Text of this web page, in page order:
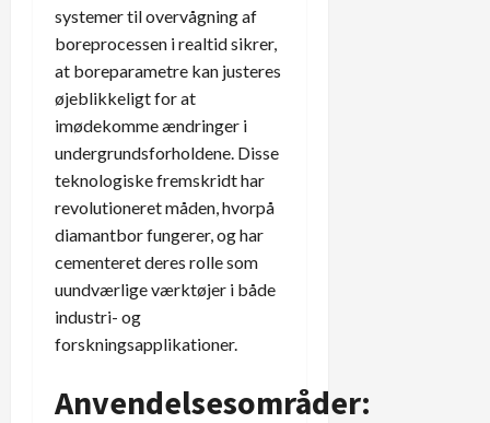
systemer til overvågning af
boreprocessen i realtid sikrer,
at boreparametre kan justeres
øjeblikkeligt for at
imødekomme ændringer i
undergrundsforholdene. Disse
teknologiske fremskridt har
revolutioneret måden, hvorpå
diamantbor fungerer, og har
cementeret deres rolle som
uundværlige værktøjer i både
industri- og
forskningsapplikationer.
Anvendelsesområder: